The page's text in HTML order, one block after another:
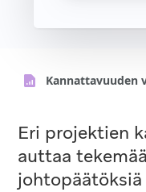
Kannattavuuden
Eri projektien
auttaa
johtopäätöksiä